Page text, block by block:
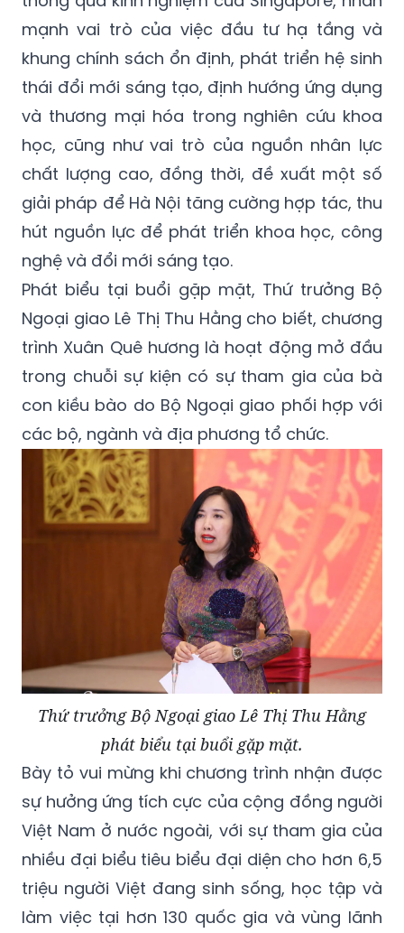
mạnh vai trò của việc đầu tư hạ tầng và
khung chính sách ổn định, phát triển hệ sinh
thái đổi mới sáng tạo, định hướng ứng dụng
và thương mại hóa trong nghiên cứu khoa
học, cũng như vai trò của nguồn nhân lực
chất lượng cao, đồng thời, đề xuất một số
giải pháp để Hà Nội tăng cường hợp tác, thu
hút nguồn lực để phát triển khoa học, công
nghệ và đổi mới sáng tạo.
Phát biểu tại buổi gặp mặt, Thứ trưởng Bộ
Ngoại giao Lê Thị Thu Hằng cho biết, chương
trình Xuân Quê hương là hoạt động mở đầu
trong chuỗi sự kiện có sự tham gia của bà
con kiều bào do Bộ Ngoại giao phối hợp với
các bộ, ngành và địa phương tổ chức.
Thứ trưởng Bộ Ngoại giao Lê Thị Thu Hằng
phát biểu tại buổi gặp mặt.
Bày tỏ vui mừng khi chương trình nhận được
sự hưởng ứng tích cực của cộng đồng người
Việt Nam ở nước ngoài, với sự tham gia của
nhiều đại biểu tiêu biểu đại diện cho hơn 6,5
triệu người Việt đang sinh sống, học tập và
làm việc tại hơn 130 quốc gia và vùng lãnh